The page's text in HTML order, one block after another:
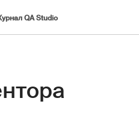
QA Studio